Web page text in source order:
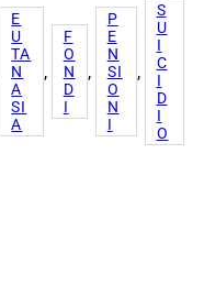
E
U
TA
N
A
SI
A
,
F
O
N
D
I
,
P
E
N
SI
O
N
I
,
S
U
I
C
I
D
I
O